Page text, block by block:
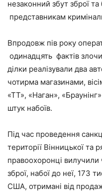
незаконний збут зброї та
представникам
Впродовж пів року
одинадцять фактів
ділки реалізували два
чотирма магазинами,
«ТТ», «Наган»,
штук набоїв.
Під час проведення
території Вінницької та
правоохоронці вилучили
зброї, набої до неї, 173
США, отримані від